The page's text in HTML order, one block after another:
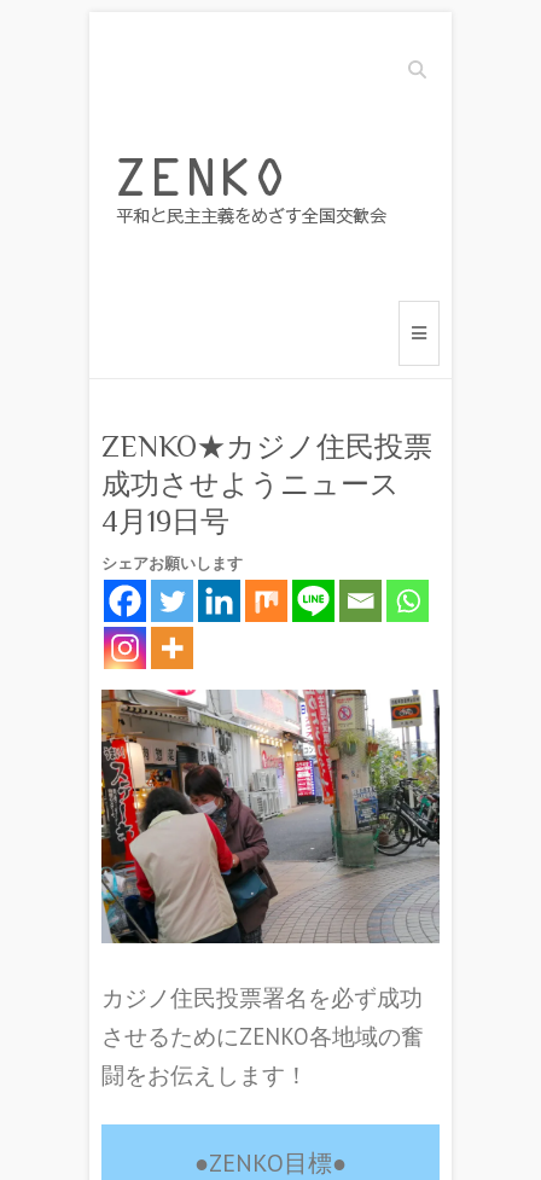
Search
ZENKO★カジノ住民投票
成功させようニュース
4月19日号
シェアお願いします
カジノ住民投票署名を必ず成功
させるためにZENKO各地域の奮
闘をお伝えします！
●ZENKO目標●